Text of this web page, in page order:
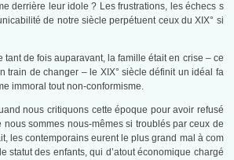
derrière leur idole ? Les frustrations, les échecs s
de notre siècle perpétuent ceux du XIX° si
tant de fois auparavant, la famille était en crise – ce
train de changer – le XIX° siècle définit un idéal fa
immoral tout non-conformisme.
nous critiquons cette époque pour avoir refusé
nous sommes nous-mêmes si troublés par ceux de
les contemporains eurent le plus grand mal à com
statut des enfants, qui d’atout économique chargé